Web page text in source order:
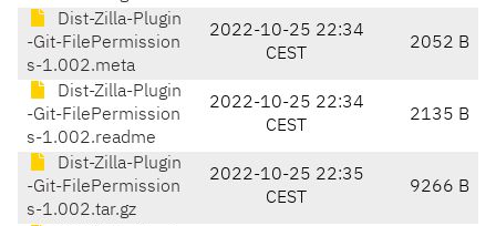
Dist-Zilla-Plugin
-Git-FilePermission
s-1.002.meta
2022-10-25 22:34
CEST
2052 B
Dist-Zilla-Plugin
-Git-FilePermission
s-1.002.readme
2022-10-25 22:34
CEST
2135 B
Dist-Zilla-Plugin
-Git-FilePermission
s-1.002.tar.gz
2022-10-25 22:35
CEST
9266 B